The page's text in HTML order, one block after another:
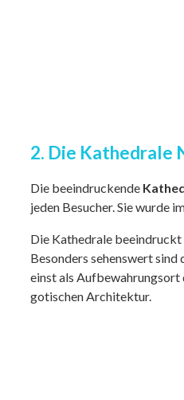
2. Die Kathedrale
Die beeindruckende
jeden Besucher. Sie wurde
Die Kathedrale beeindruckt
Besonders sehenswert
einst als Aufbewahrungsort
gotischen Architektur.